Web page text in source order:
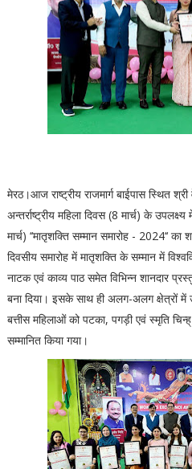
मेरठ।आज राष्ट्रीय राजमार्ग बाईपास स्थित
अन्तर्राष्ट्रीय महिला दिवस (8 मार्च) के
मार्च) ‘‘मातृशक्ति सम्मान समारोह - 2024‘‘
दिवसीय समारोह में मातृशक्ति के सम्मान में
नाटक एवं काव्य पाठ समेत विभिन्न शानदार
बना दिया। इसके साथ ही अलग-अलग क्षेत्रों में
बत्तीस महिलाओं को पटका, पगड़ी एवं स्मृति
सम्मानित किया गया।